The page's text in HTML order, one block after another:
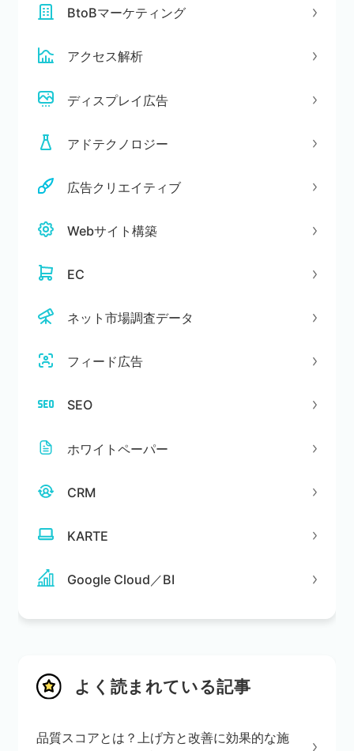
BtoBマーケティング
アクセス解析
ディスプレイ広告
アドテクノロジー
広告クリエイティブ
Webサイト構築
EC
ネット市場調査データ
フィード広告
SEO
ホワイトペーパー
CRM
KARTE
Google Cloud／BI
よく読まれている記事
品質スコアとは？上げ方と改善に効果的な施